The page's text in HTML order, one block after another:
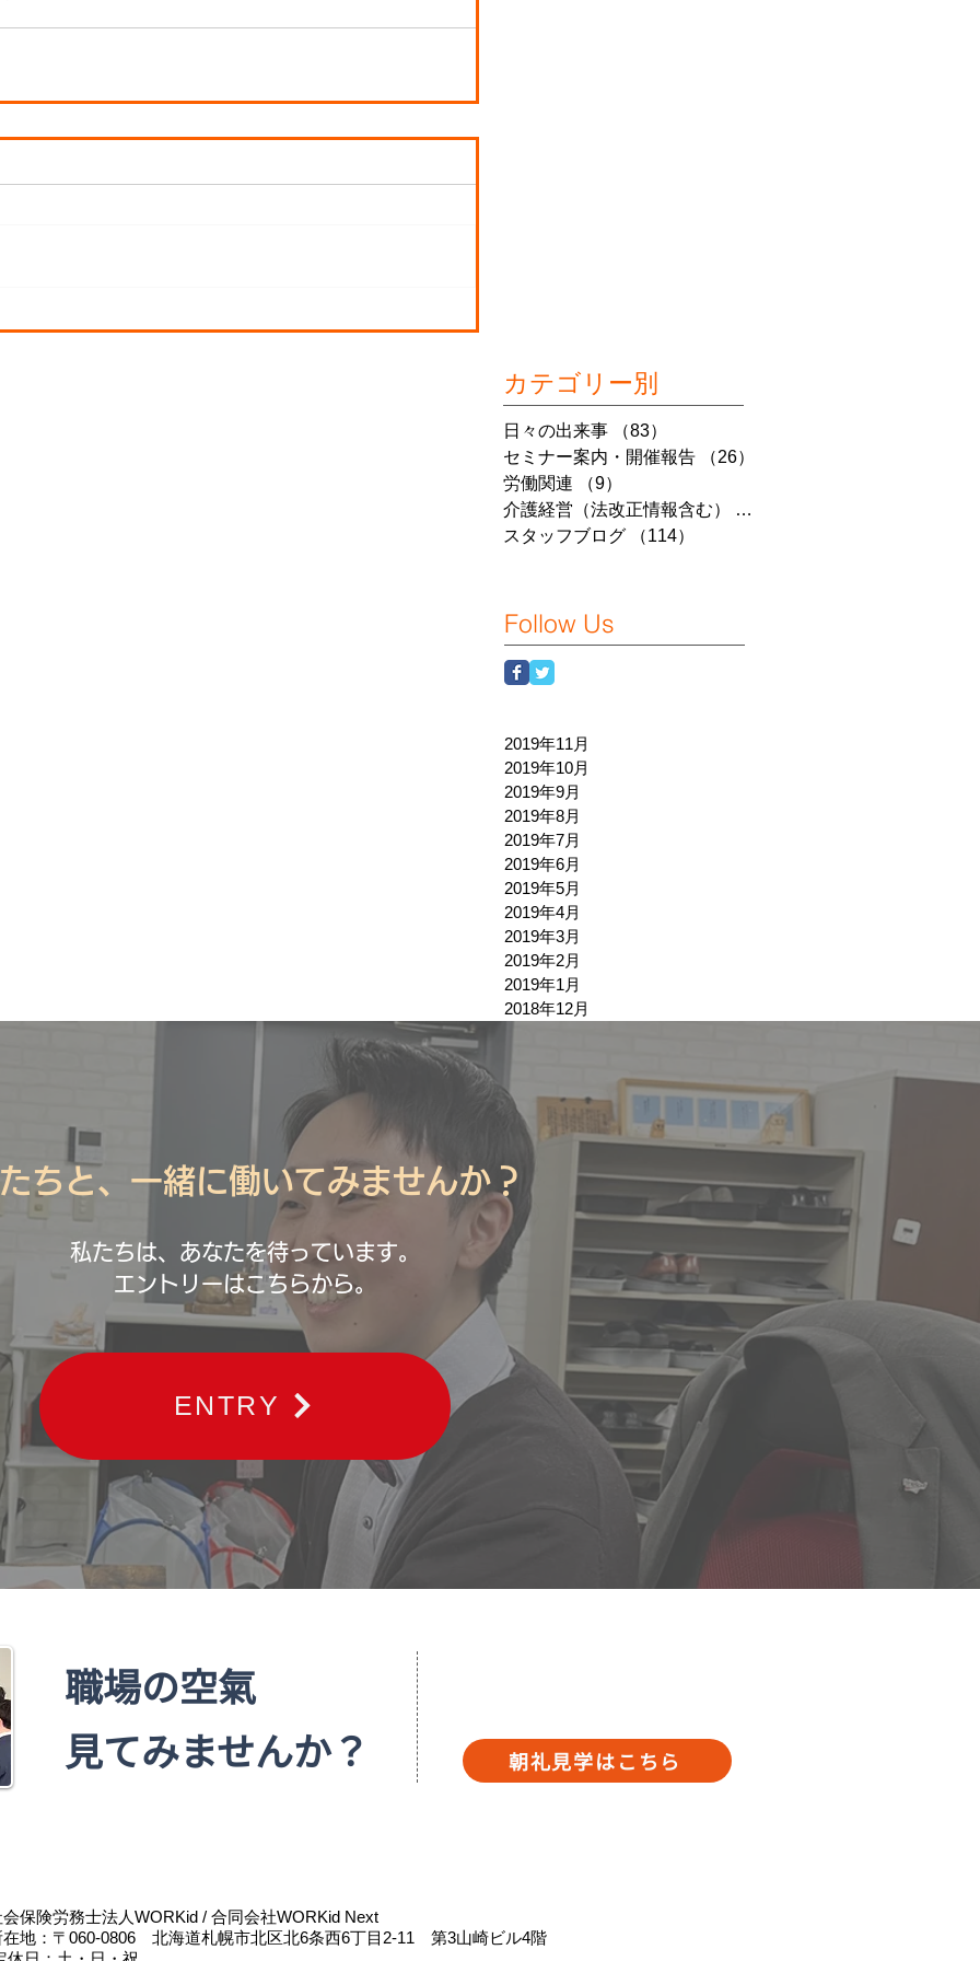
カテゴリー別
日々の出来事 （83）
セミナー案内・開催報告
（26）
労働関連
（9）
介護経営（法改正情報含む）
（7）
スタッフブログ
（114）
Follow Us
2019年11月
2019年10月
2019年9月
2019年8月
2019年7月
2019年6月
2019年5月
2019年4月
2019年3月
2019年2月
2019年1月
2018年12月
ちと、一緒に働いてみませんか？
私たちは、あなたを待っています。
エントリーはこちらから。
ENTRY
会保険労務士法人WORKid / 合同会社WORKid Next
在地：〒060-0806 北海道札幌市北区北6条西6丁目2-11 第3山崎ビル4階
職場の空氣
見てみませんか？
朝礼見学はこちら